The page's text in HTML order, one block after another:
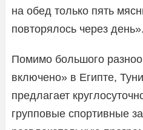
на обед только пять
повторялось через день».
Помимо большого
включено» в Египте,
предлагает
групповые спортивные